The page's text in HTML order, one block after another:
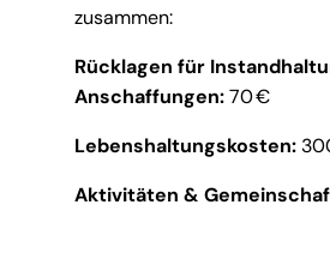
zusammen:
Rücklagen für
Anschaffungen:70 €
Lebenshaltungskosten:
Aktivitäten &